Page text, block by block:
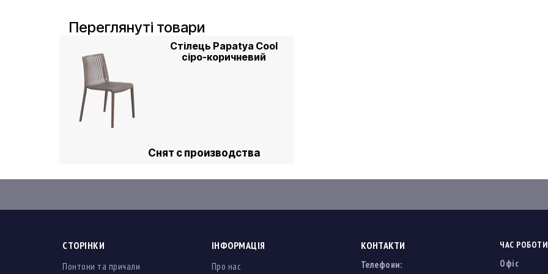
Переглянуті товари
Стілець Papatya Cool
сіро-коричневий
Снят с производства
СТОРІНКИ
Понтони та причали
ІНФОРМАЦІЯ
Про нас
КОНТАКТИ
Телефони:
ЧАС
Офіс